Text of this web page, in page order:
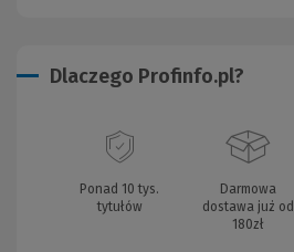
Dlaczego Profinfo.pl?
Ponad 10 tys.
tytułów
Darmowa
dostawa już od
180zł